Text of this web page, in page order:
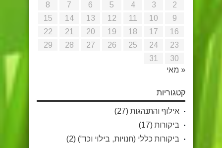
2
3
4
5
6
7
8
9
10
11
12
13
14
15
16
17
18
19
20
21
22
23
24
25
26
27
28
29
30
31
« מאי
קטגוריות
אילוף והתנהגות (27)
ביקורות (17)
ביקורות כללי (חנויות, בילוי וכד') (2)